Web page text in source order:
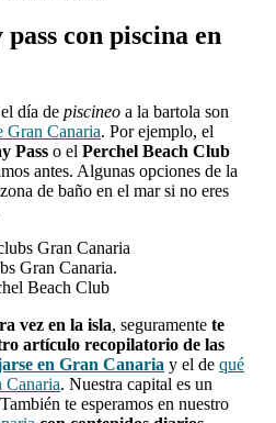
con piscina en
día de piscineo a la bartola son
Gran Canaria. Por ejemplo, el
Pass o el Perchel Beach Club
antes. Algunas opciones de la
de baño en el mar si no eres
Gran Canaria.
Beach Club
vez en la isla, seguramente te
artículo recopilatorio de las
en Gran Canaria y el de qué
Canaria. Nuestra capital es un
te esperamos en nuestro